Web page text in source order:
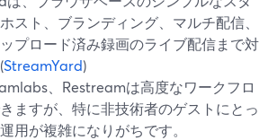
スト、ブランディング、マルチ配信、
プロード済み録画のライブ配信まで対
StreamYard)
、Restreamは高度なワークフロ
ますが、特に非技術者のゲストにとっ
用が複雑になりがちです。